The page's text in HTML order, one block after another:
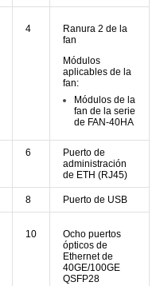
4
Ranura 2 de la
fan
Módulos
aplicables de la
fan:
Módulos de la
fan de la serie
de FAN-40HA
6
Puerto de
administración
de ETH (RJ45)
8 Puerto de USB
10
Ocho puertos
ópticos de
Ethernet de
40GE/100GE
QSFP28